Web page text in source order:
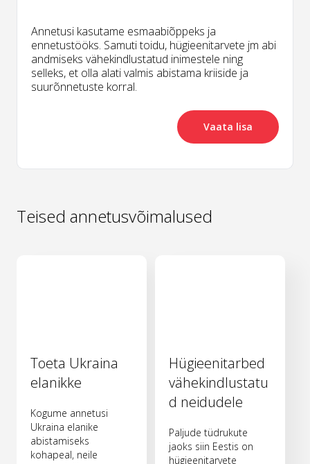
Annetusi kasutame esmaabiõppeks ja
ennetustööks. Samuti toidu, hügieenitarvete jm abi
andmiseks vähekindlustatud inimestele ning
selleks, et olla alati valmis abistama kriiside ja
suurõnnetuste korral.
Vaata lisa
Teised annetusvõimalused
Toeta Ukraina
elanikke
Kogume annetusi
Ukraina elanike
abistamiseks
kohapeal, neile
Hügieenitarbed
vähekindlustatu
d neidudele
Paljude tüdrukute
jaoks siin Eestis on
hügieenitarvete